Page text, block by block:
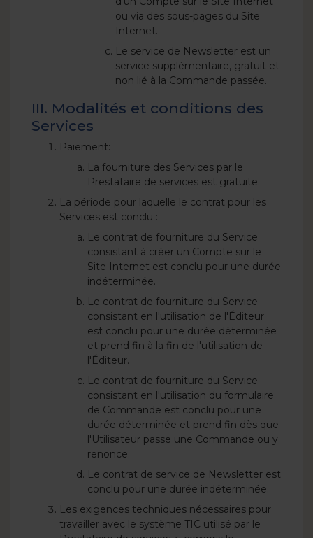
ou via des sous-pages du Site
Internet.
Le service de Newsletter est un
service supplémentaire, gratuit et
non lié à la Commande passée.
III. Modalités et conditions des
Services
Paiement:
La fourniture des Services par le
Prestataire de services est gratuite.
La période pour laquelle le contrat pour les
Services est conclu :
Le contrat de fourniture du Service
consistant à créer un Compte sur le
Site Internet est conclu pour une durée
indéterminée.
Le contrat de fourniture du Service
consistant en l'utilisation de l'Éditeur
est conclu pour une durée déterminée
et prend fin à la fin de l'utilisation de
l'Éditeur.
Le contrat de fourniture du Service
consistant en l'utilisation du formulaire
de Commande est conclu pour une
durée déterminée et prend fin dès que
l'Utilisateur passe une Commande ou y
renonce.
Le contrat de service de Newsletter est
conclu pour une durée indéterminée.
Les exigences techniques nécessaires pour
travailler avec le système TIC utilisé par le